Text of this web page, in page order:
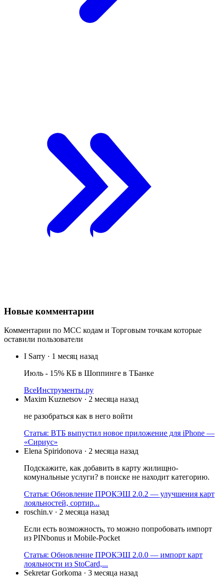
Новые комментарии
Комментарии по МСС кодам и Торговым точкам которые
оставили пользователи
I Sarry · 1 месяц назад
Июль - 15% КБ в Шоппинге в ТБанке
ВсеИнструменты.ру
Maxim Kuznetsov · 2 месяца назад
не разобраться как в него войти
Статья: ВТБ выпустил новое приложение для iPhone —
«Сириус»
Elena Spiridonova · 2 месяца назад
Подскажите, как добавить в карту жилищно-
комунальные услуги? в поиске не находит категорию.
Статья: Обновление ПРОКЭШ 2.0.2 — улучшения карт
лояльностей, сортир...
roschin.v · 2 месяца назад
Если есть возможность, то можно попробовать импорт
из PINbonus и Mobile-Pocket
Статья: Обновление ПРОКЭШ 2.0.0 — импорт карт
лояльности из StoCard,...
Sekretar Gorkoma · 3 месяца назад